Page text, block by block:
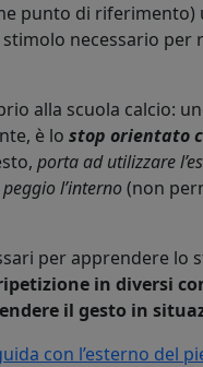
punto di riferimento)
necessario
alla scuola calcio:
è lo stop orientato
porta ad utilizzare
l’interno(non
per apprendere lo
in diversi
il gesto in
con l’esterno del